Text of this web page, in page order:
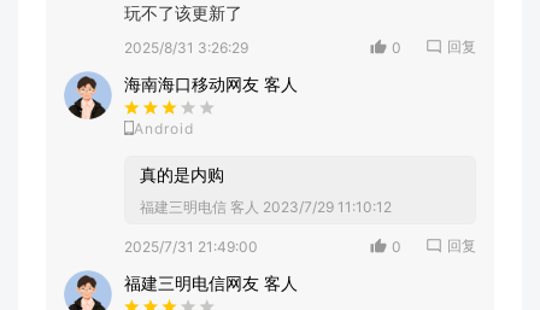
玩不了该更新了
2025/8/31 3:26:29 0 回复
海南海口移动网友 客人
Android
真的是内购
福建三明电信 客人 2023/7/29 11:10:12
2025/7/31 21:49:00 0 回复
福建三明电信网友 客人